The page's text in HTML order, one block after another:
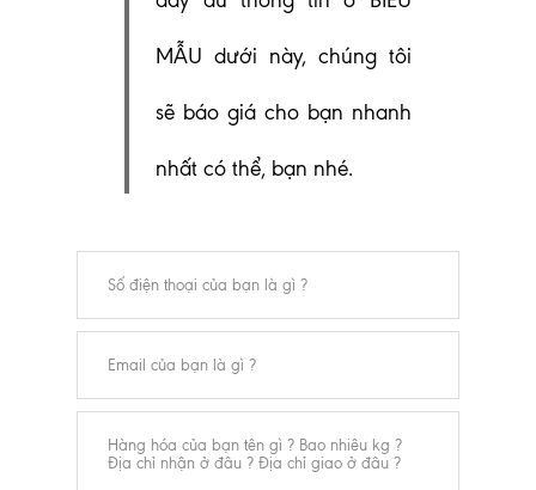
MẪU dưới này, chúng tôi
sẽ báo giá cho bạn nhanh
nhất có thể, bạn nhé.